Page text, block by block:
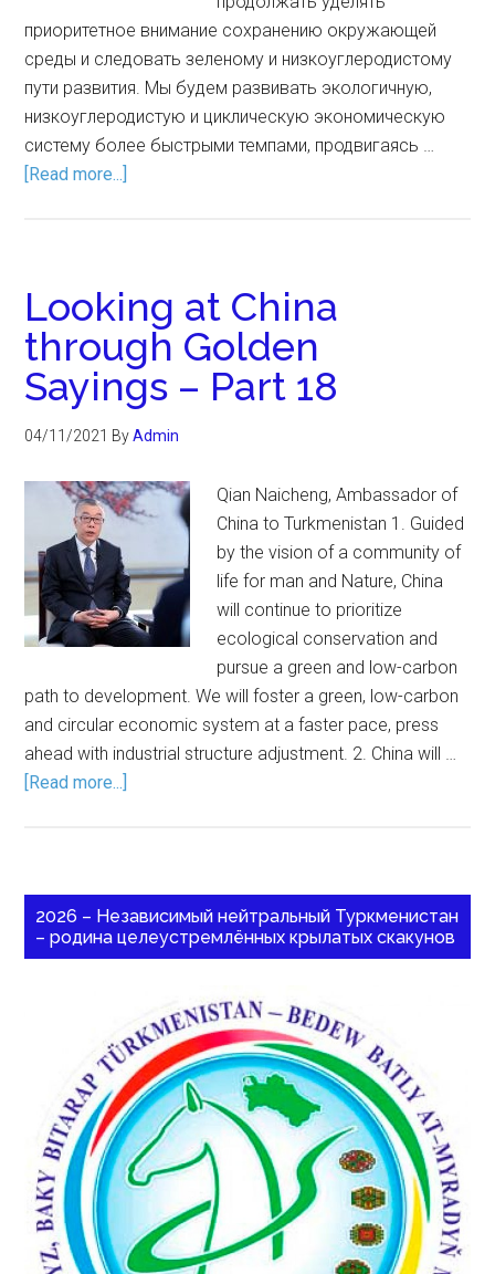
приоритетное внимание сохранению окружающей
среды и следовать зеленому и низкоуглеродистому
пути развития. Мы будем развивать экологичную,
низкоуглеродистую и циклическую экономическую
систему более быстрыми темпами, продвигаясь …
[Read more...]
Looking at China
through Golden
Sayings – Part 18
04/11/2021 ByAdmin
Qian Naicheng, Ambassador of
China to Turkmenistan 1. Guided
by the vision of a community of
life for man and Nature, China
will continue to prioritize
ecological conservation and
pursue a green and low-carbon
path to development. We will foster a green, low-carbon
and circular economic system at a faster pace, press
ahead with industrial structure adjustment. 2. China will …
[Read more...]
2026 – Независимый нейтральный Туркменистан
– родина целеустремлённых крылатых скакунов